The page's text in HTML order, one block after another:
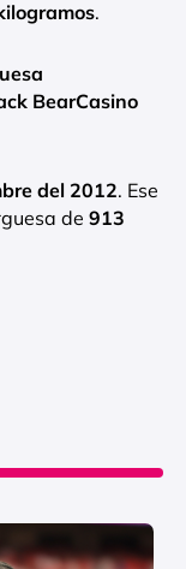
.
BearCasino
del 2012. Ese
de 913